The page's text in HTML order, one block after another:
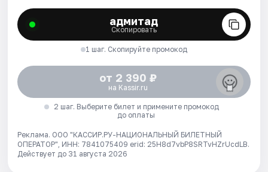
адмитад
Скопировать
1 шаг. Скопируйте промокод
от 2 390 ₽
на Kassir.ru
2 шаг. Выберите билет и примените промокод
до оплаты
Реклама. ООО "КАССИР.РУ-НАЦИОНАЛЬНЫЙ БИЛЕТНЫЙ
ОПЕРАТОР", ИНН: 7841075409 erid: 25H8d7vbP8SRTvHZrUcdLB.
Действует до 31 августа 2026